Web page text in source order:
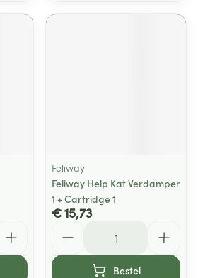
Feliway
Feliway Help Kat Verdamper
1 + Cartridge 1
€ 15,73
Bestel